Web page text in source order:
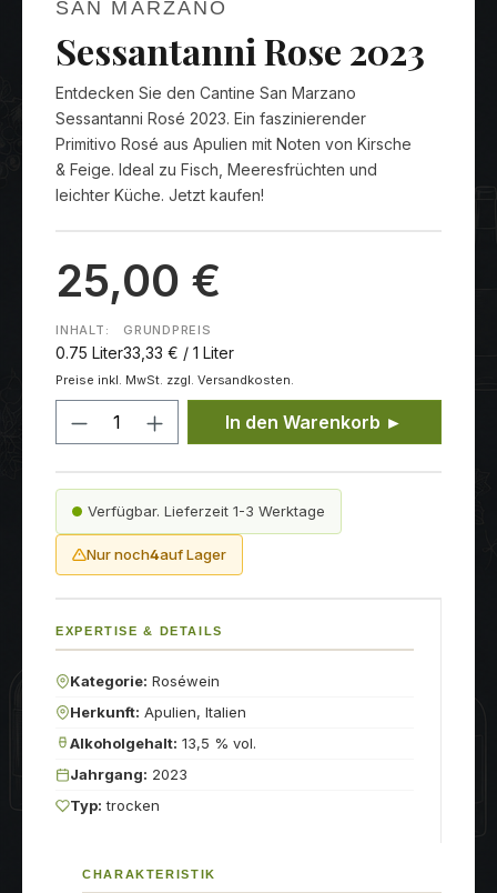
SAN MARZANO
Sessantanni Rose 2023
Entdecken Sie den Cantine San Marzano
Sessantanni Rosé 2023. Ein faszinierender
Primitivo Rosé aus Apulien mit Noten von Kirsche
& Feige. Ideal zu Fisch, Meeresfrüchten und
leichter Küche. Jetzt kaufen!
25,00 €
INHALT:
0.75 Liter
GRUNDPREIS
33,33 € / 1 Liter
Preise inkl. MwSt. zzgl. Versandkosten.
Produkt Anzahl: Gib den
In den Warenkorb ►
Verfügbar. Lieferzeit 1-3 Werktage
Nur noch4auf Lager
EXPERTISE & DETAILS
Kategorie: Roséwein
Herkunft: Apulien, Italien
Alkoholgehalt: 13,5 % vol.
Jahrgang: 2023
Typ: trocken
CHARAKTERISTIK